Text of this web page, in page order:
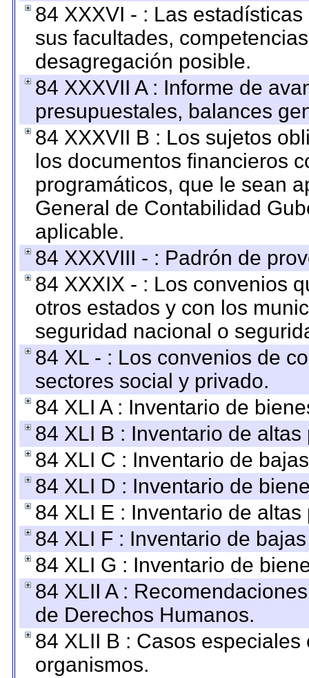
84 XXXVI - : Las
sus facultades,
desagregación posible.
84 XXXVII A : Informe de
presupuestales, balances
84 XXXVII B : Los sujetos
los documentos financieros
programáticos, que le sean
General de Contabilidad
aplicable.
84 XXXVIII - : Padrón de
84 XXXIX - : Los convenios
otros estados y con los
seguridad nacional o
84 XL - : Los convenios de
sectores social y privado.
84 XLI A : Inventario de
84 XLI B : Inventario de
84 XLI C : Inventario de
84 XLI D : Inventario de
84 XLI E : Inventario de
84 XLI F : Inventario de
84 XLI G : Inventario de
84 XLII A :
de Derechos Humanos.
84 XLII B : Casos
organismos.